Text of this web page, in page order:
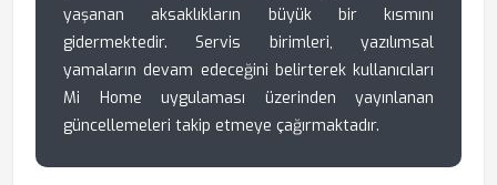
yaşanan aksaklıkların büyük bir kısmını
gidermektedir. Servis birimleri, yazılımsal
yamaların devam edeceğini belirterek kullanıcıları
Mi Home uygulaması üzerinden yayınlanan
güncellemeleri takip etmeye çağırmaktadır.